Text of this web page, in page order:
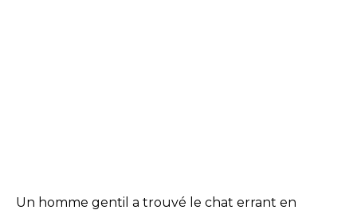
Un homme gentil a trouvé le chat errant en